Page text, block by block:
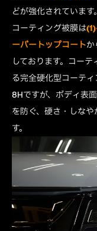
どが強化されています。
コーティング被膜は
ーバートップコートか
しております。コー
る完全硬化型コーテ
8Hですが、ボディ表
を防ぐ、硬さ・しな
す。